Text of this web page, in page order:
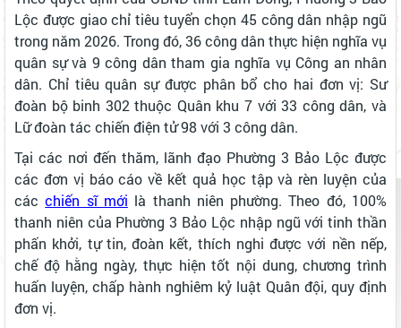
Lộc được giao chỉ tiêu tuyển chọn 45 công dân nhập ngũ
trong năm 2026. Trong đó, 36 công dân thực hiện nghĩa vụ
quân sự và 9 công dân tham gia nghĩa vụ Công an nhân
dân. Chỉ tiêu quân sự được phân bổ cho hai đơn vị: Sư
đoàn bộ binh 302 thuộc Quân khu 7 với 33 công dân, và
Lữ đoàn tác chiến điện tử 98 với 3 công dân.
Tại các nơi đến thăm, lãnh đạo Phường 3 Bảo Lộc được
các đơn vị báo cáo về kết quả học tập và rèn luyện của
cácchiến sĩ mới là thanh niên phường. Theo đó, 100%
thanh niên của Phường 3 Bảo Lộc nhập ngũ với tinh thần
phấn khởi, tự tin, đoàn kết, thích nghi được với nền nếp,
chế độ hằng ngày, thực hiện tốt nội dung, chương trình
huấn luyện, chấp hành nghiêm kỷ luật Quân đội, quy định
đơn vị.